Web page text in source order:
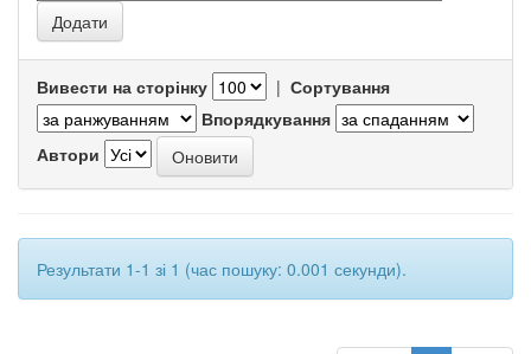
Вивести на сторінку | Сортування
Впорядкування
Автори
Результати 1-1 зі 1 (час пошуку: 0.001 секунди).